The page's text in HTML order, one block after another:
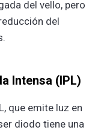
del vello, pero
del
Intensa (IPL)
que emite luz en
diodo tiene una